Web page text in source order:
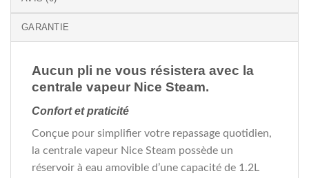
GARANTIE
Aucun pli ne vous résistera avec la
centrale vapeur Nice Steam.
Confort et praticité
Conçue pour simplifier votre repassage quotidien,
la centrale vapeur Nice Steam possède un
réservoir à eau amovible d’une capacité de 1.2L